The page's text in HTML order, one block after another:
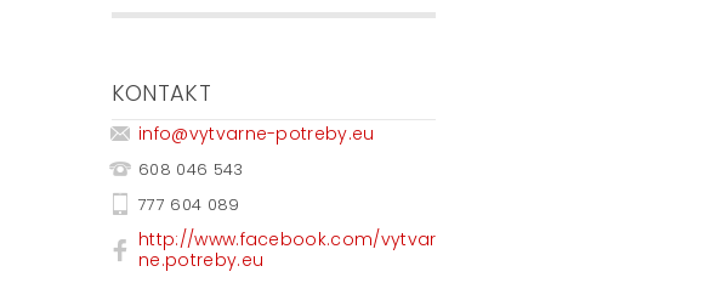
KONTAKT
info@vytvarne-potreby.eu
608 046 543
777 604 089
http://www.facebook.com/vytvar
ne.potreby.eu